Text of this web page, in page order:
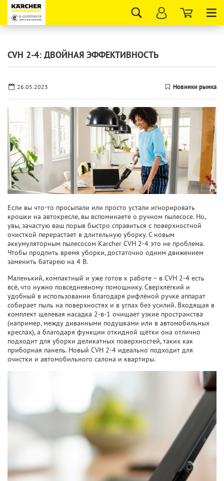
CVH 2-4: ДВОЙНАЯ ЭФФЕКТИВНОСТЬ
26.05.2023 Новинки рынка
Если вы что-то просыпали или просто устали игнорировать
крошки на автокресле, вы вспоминаете о ручном пылесосе. Но,
увы, зачастую ваш порыв быстро справиться с поверхностной
очисткой перерастает в длительную уборку. С новым
аккумуляторным пылесосом Karcher CVH 2-4 это не проблема.
Чтобы продлить время уборки, достаточно одним движением
заменить батарею на 4 В.
Маленький, компактный и уже готов к работе – в CVH 2-4 есть
всё, что нужно повседневному помощнику. Сверхлёгкий и
удобный в использовании благодаря рифлёной ручке аппарат
собирает пыль на поверхностях и в углах без усилий. Входящая в
комплект щелевая насадка 2-в-1 очищает узкие пространства
(например, между диванными подушками или в автомобильных
креслах), а благодаря функции откидной щётки она отлично
подходит для уборки деликатных поверхностей, таких как
приборная панель. Новый CVH 2-4 идеально подходит для
очистки и автомобильного салона и квартиры.